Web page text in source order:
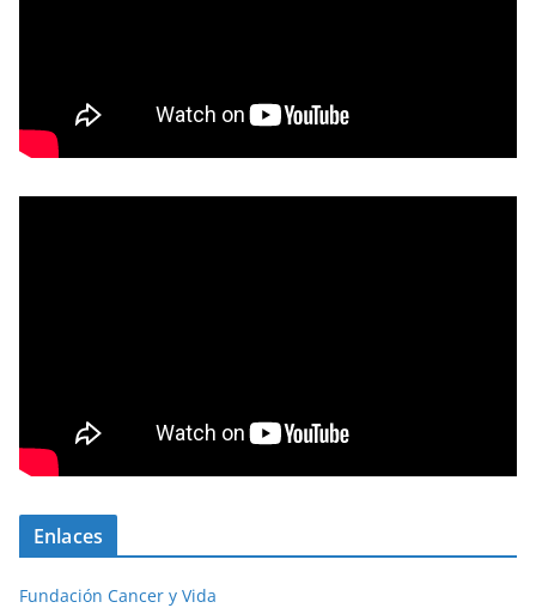
Enlaces
Fundación Cancer y Vida